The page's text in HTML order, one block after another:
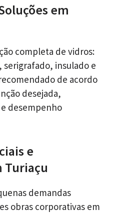
em
completa de vidros:
insulado e
de acordo
desejada,
desempenho
e
Turiaçu
demandas
obras corporativas em